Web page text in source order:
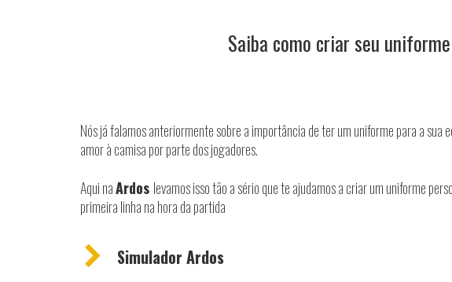
Saiba como criar seu
Nós já falamos anteriormente sobre a importância de ter um uniforme para a
amor à camisa por parte dos jogadores.
Aqui naArdos levamos isso tão a sério que te ajudamos a criar um uniforme
primeira linha na hora da partida
Simulador Ardos